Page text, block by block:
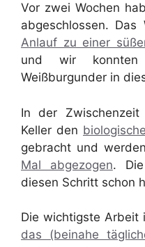
Vor zwei Wochen
abgeschlossen. Das
Anlauf zu einer
und wir
Weißburgunder in
In der
Keller den
gebracht und
Mal abgezogen.
diesen Schritt schon
Die wichtigste Arbeit
das (beinahe